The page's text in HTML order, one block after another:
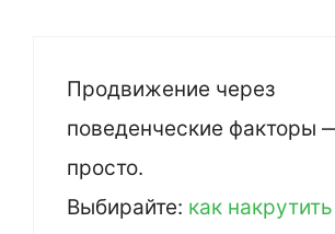
Продвижение через
поведенческие факторы
просто.
Выбирайте: как